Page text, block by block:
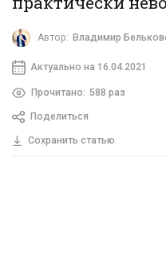
Автор: Владимир
Актуально на 16.04.2021
Прочитано: 588 раз
Поделиться
Сохранить статью